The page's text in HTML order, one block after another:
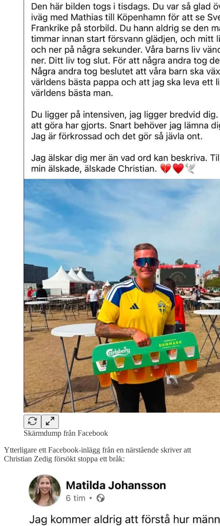
Skärmdump från Facebook
Ytterligare ett Facebook-inlägg från en närstående skriver att
Christian Zedig försökt stoppa ett bråk: